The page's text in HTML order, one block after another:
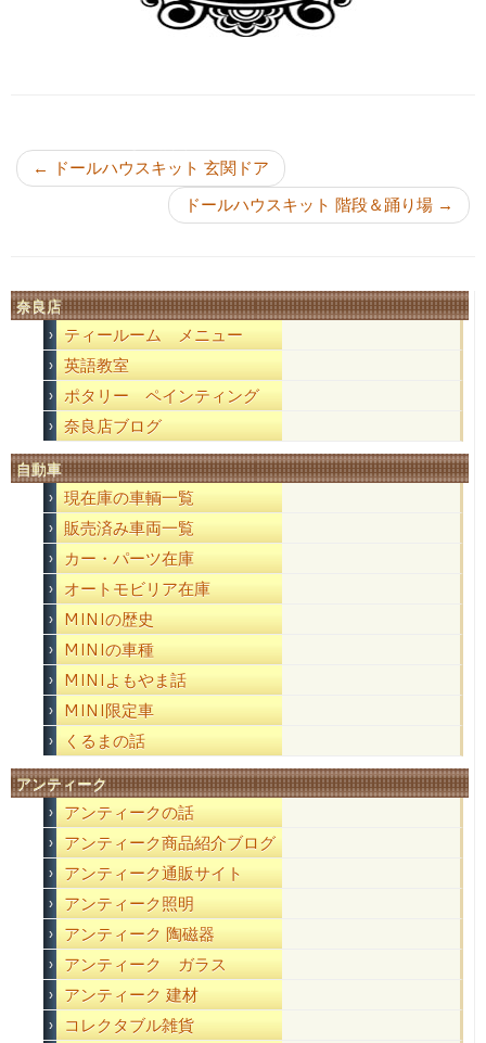
← ドールハウスキット 玄関ドア
ドールハウスキット 階段＆踊り場 →
奈良店
ティールーム メニュー
英語教室
ポタリー ペインティング
奈良店ブログ
自動車
現在庫の車輌一覧
販売済み車両一覧
カー・パーツ在庫
オートモビリア在庫
MINIの歴史
MINIの車種
MINIよもやま話
MINI限定車
くるまの話
アンティーク
アンティークの話
アンティーク商品紹介ブログ
アンティーク通販サイト
アンティーク照明
アンティーク 陶磁器
アンティーク ガラス
アンティーク 建材
コレクタブル雑貨